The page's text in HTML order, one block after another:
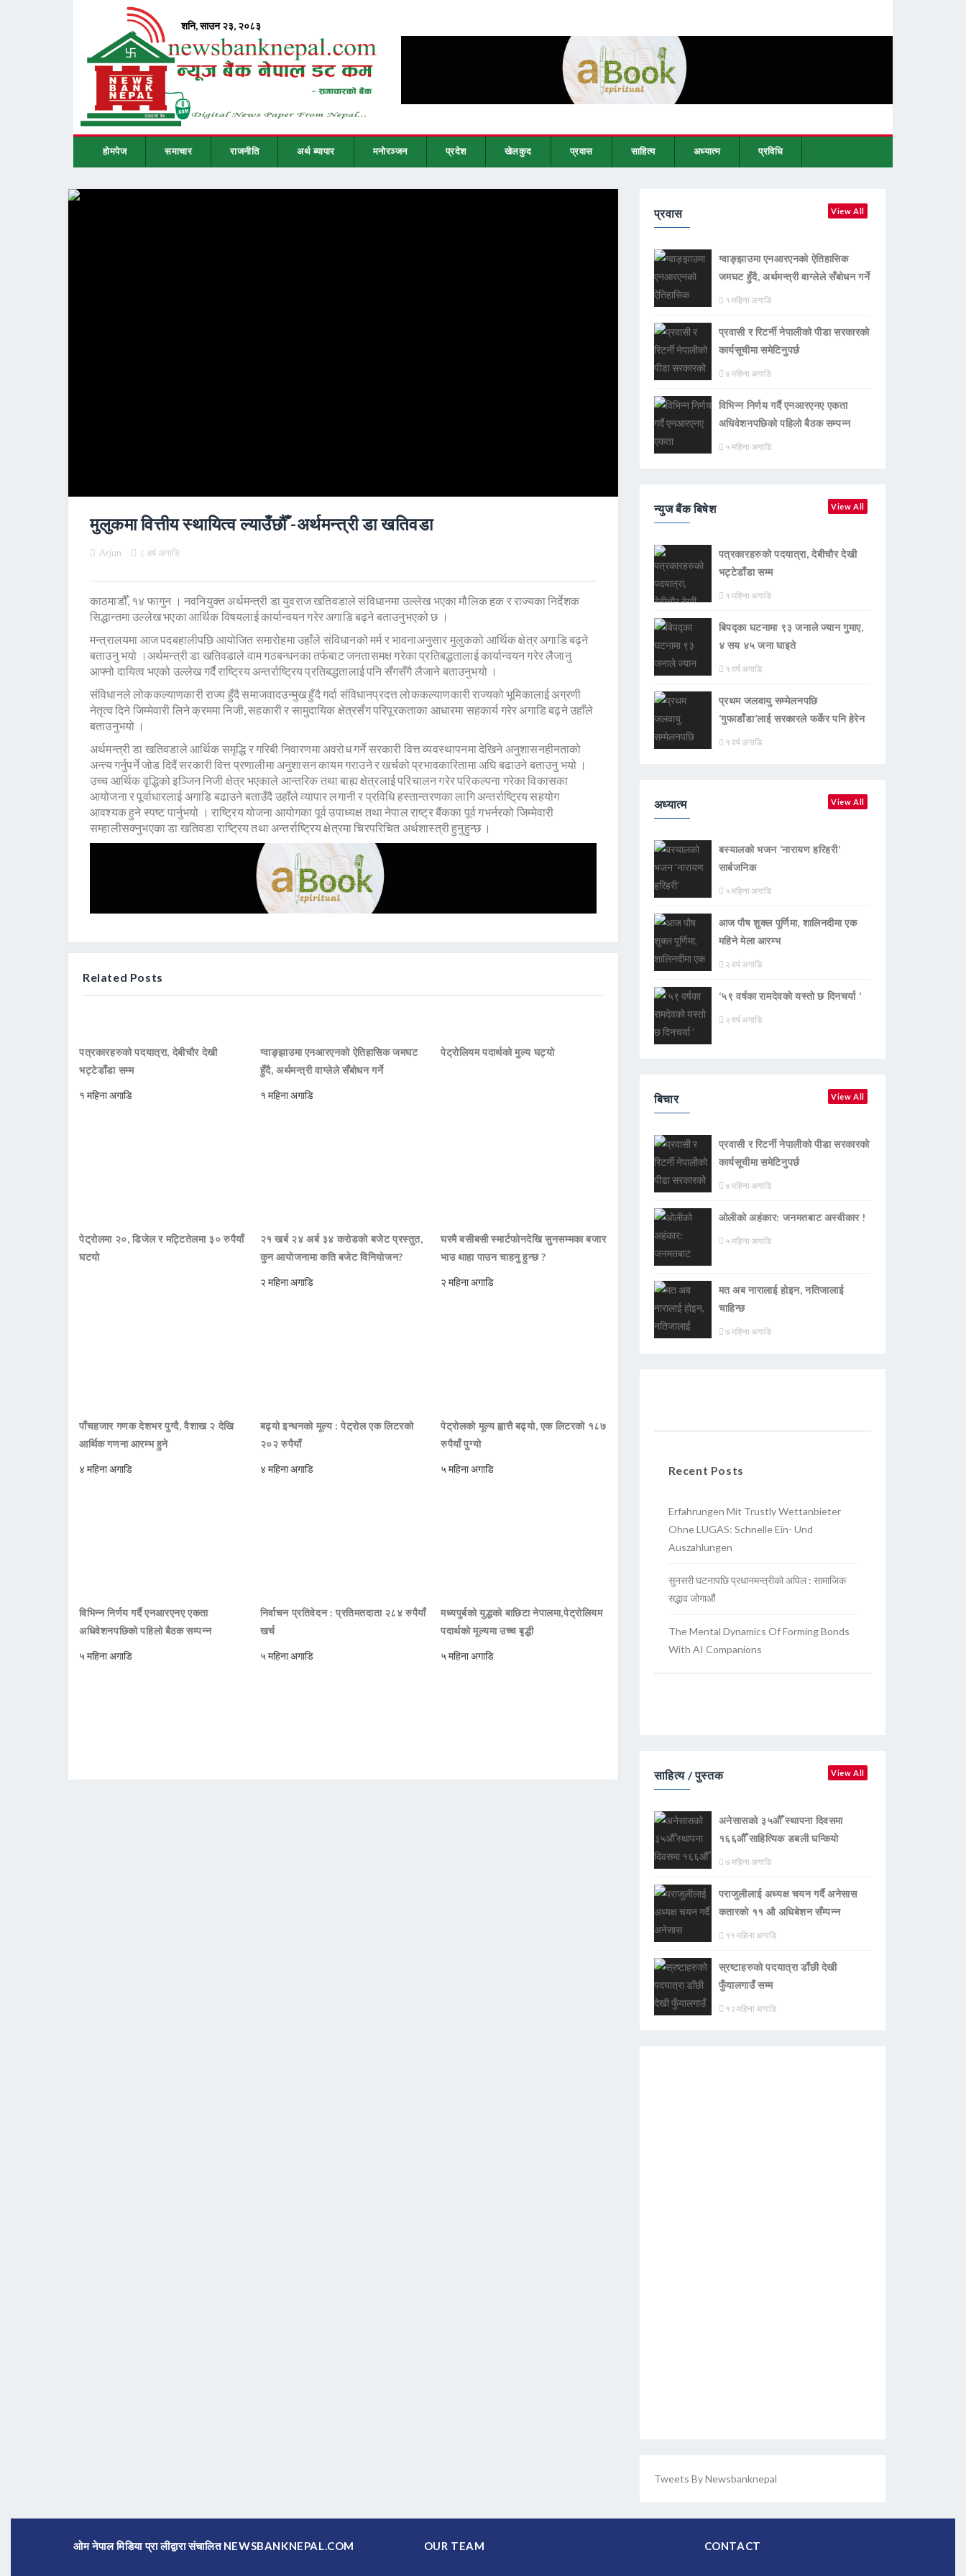
होमपेज समाचार राजनीति अर्थ ब्यापार मनोरञ्जन प्रदेश खेलकुद प्रवास साहित्य अध्यात्म प्रविधि
मुलुकमा वित्तीय स्थायित्व ल्याउँछौँ -अर्थमन्त्री डा खतिवडा
Arjun ८ वर्ष अगाडि
काठमाडौँ, १४ फागुन । नवनियुक्त अर्थमन्त्री डा युवराज खतिवडाले संविधानमा उल्लेख भएका मौलिक हक र राज्यका निर्देशक
सिद्धान्तमा उल्लेख भएका आर्थिक विषयलाई कार्यान्वयन गरेर अगाडि बढ्ने बताउनुभएको छ ।
मन्त्रालयमा आज पदबहालीपछि आयोजित समारोहमा उहाँले संविधानको मर्म र भावनाअनुसार मुलुकको आर्थिक क्षेत्र अगाडि बढ्ने
बताउनु भयो ।अर्थमन्त्री डा खतिवडाले वाम गठबन्धनका तर्फबाट जनतासमक्ष गरेका प्रतिबद्धतालाई कार्यान्वयन गरेर लैजानु
आफ्नो दायित्व भएको उल्लेख गर्दै राष्ट्रिय अन्तर्राष्ट्रिय प्रतिबद्धतालाई पनि सँगसँगै लैजाने बताउनुभयो ।
संविधानले लोककल्याणकारी राज्य हुँदै समाजवादउन्मुख हुँदै गर्दा संविधानप्रदत्त लोककल्याणकारी राज्यको भूमिकालाई अग्रणी
नेतृत्व दिने जिम्मेवारी लिने क्रममा निजी, सहकारी र सामुदायिक क्षेत्रसँग परिपूरकताका आधारमा सहकार्य गरेर अगाडि बढ्ने उहाँले
बताउनुभयो ।
अर्थमन्त्री डा खतिवडाले आर्थिक समृद्धि र गरिबी निवारणमा अवरोध गर्ने सरकारी वित्त व्यवस्थापनमा देखिने अनुशासनहीनताको
अन्त्य गर्नुपर्ने जोड दिदैं सरकारी वित्त प्रणालीमा अनुशासन कायम गराउने र खर्चको प्रभावकारितामा अघि बढाउने बताउनु भयो ।
उच्च आर्थिक वृद्धिको इञ्जिन निजी क्षेत्र भएकाले आन्तरिक तथा बाह्य क्षेत्रलाई परिचालन गरेर परिकल्पना गरेका विकासका
आयोजना र पूर्वाधारलाई अगाडि बढाउने बताउँदै उहाँले व्यापार लगानी र प्रविधि हस्तान्तरणका लागि अन्तर्राष्ट्रिय सहयोग
आवश्यक हुने स्पष्ट पार्नुभयो । राष्ट्रिय योजना आयोगका पूर्व उपाध्यक्ष तथा नेपाल राष्ट्र बैंकका पूर्व गभर्नरको जिम्मेवारी
सम्हालीसक्नुभएका डा खतिवडा राष्ट्रिय तथा अन्तर्राष्ट्रिय क्षेत्रमा चिरपरिचित अर्थशास्त्री हुनुहुन्छ ।
Related Posts
पत्रकारहरुको पदयात्रा, देबीचौर देखी
भट्टेडाँडा सम्म
१ महिना अगाडि
ग्वाङ्झाउमा एनआरएनको ऐतिहासिक जमघट
हुँदै, अर्थमन्त्री वाग्लेले सँबोधन गर्ने
१ महिना अगाडि
पेट्रोलियम पदार्थको मुल्य घट्यो
पेट्रोलमा २०, डिजेल र मट्टितेलमा ३० रुपैयाँ
घटयो
२१ खर्ब २४ अर्ब ३४ करोडको बजेट प्रस्तुत,
कुन आयोजनामा कति बजेट विनियोजन?
२ महिना अगाडि
घरमै बसीबसी स्मार्टफोनदेखि सुनसम्मका बजार
भाउ थाहा पाउन चाहनु हुन्छ ?
२ महिना अगाडि
पाँचहजार गणक देशभर पुग्दै, वैशाख २ देखि
आर्थिक गणना आरम्भ हुने
४ महिना अगाडि
बढ्यो इन्धनको मूल्य : पेट्रोल एक लिटरको
२०२ रुपैयाँ
४ महिना अगाडि
पेट्रोलको मूल्य ह्वात्तै बढ्यो, एक लिटरको १८७
रुपैयाँ पुग्यो
५ महिना अगाडि
विभिन्न निर्णय गर्दै एनआरएनए एकता
अधिवेशनपछिको पहिलो बैठक सम्पन्न
५ महिना अगाडि
निर्वाचन प्रतिवेदन : प्रतिमतदाता २८४ रुपैयाँ
खर्च
५ महिना अगाडि
मध्यपुर्बको युद्धको बाछिटा नेपालमा,पेट्रोलियम
पदार्थको मूल्यमा उच्च बृद्धी
५ महिना अगाडि
प्रवास View All
ग्वाङ्झाउमा एनआरएनको ऐतिहासिक
जमघट हुँदै, अर्थमन्त्री वाग्लेले सँबोधन गर्ने
१ महिना अगाडि
प्रवासी र रिटर्नी नेपालीको पीडा सरकारको
कार्यसूचीमा समेटिनुपर्छ
४ महिना अगाडि
विभिन्न निर्णय गर्दै एनआरएनए एकता
अधिवेशनपछिको पहिलो बैठक सम्पन्न
५ महिना अगाडि
न्युज बैंक बिषेश View All
पत्रकारहरुको पदयात्रा, देबीचौर देखी
भट्टेडाँडा सम्म
१ महिना अगाडि
बिपद्का घटनामा ९३ जनाले ज्यान गुमाए,
४ सय ४५ जना घाइते
१ वर्ष अगाडि
प्रथम जलवायु सम्मेलनपछि
‘गुफाडाँडा’लाई सरकारले फर्केर पनि हेरेन
१ वर्ष अगाडि
अध्यात्म View All
बस्यालको भजन ‘नारायण हरिहरी’
सार्बजनिक
५ महिना अगाडि
आज पौष शुक्ल पूर्णिमा, शालिनदीमा एक
महिने मेला आरम्भ
२ वर्ष अगाडि
‘५९ वर्षका रामदेवकाे यस्ताे छ दिनचर्या ’
२ वर्ष अगाडि
बिचार View All
प्रवासी र रिटर्नी नेपालीको पीडा सरकारको
कार्यसूचीमा समेटिनुपर्छ
४ महिना अगाडि
ओलीको अहंकार: जनमतबाट अस्वीकार !
५ महिना अगाडि
मत अब नारालाई होइन, नतिजालाई
चाहिन्छ
७ महिना अगाडि
Recent Posts
Erfahrungen Mit Trustly Wettanbieter
Ohne LUGAS: Schnelle Ein- Und
Auszahlungen
सुनसरी घटनापछि प्रधानमन्त्रीको अपिल : सामाजिक
सद्भाव जोगाऔं
The Mental Dynamics Of Forming Bonds
With AI Companions
साहित्य / पुस्तक View All
अनेसासको ३५औँ स्थापना दिवसमा
१६६औँ साहित्यिक डबली घन्कियाे
७ महिना अगाडि
पराजुलीलाई अध्यक्ष चयन गर्दै अनेसास
कतारको ११ औ अधिबेशन सँम्पन्न
११ महिना अगाडि
स्रष्टाहरुको पदयात्रा डाँछी देखी
फुँयालगाउँ सम्म
१२ महिना अगाडि
Tweets By Newsbanknepal
ओम नेपाल मिडिया प्रा लीद्वारा संचालित NEWSBANKNEPAL.COM OUR TEAM CONTACT